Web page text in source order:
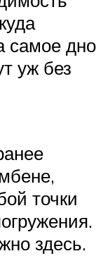
самое дно
уж без
точки
здесь.